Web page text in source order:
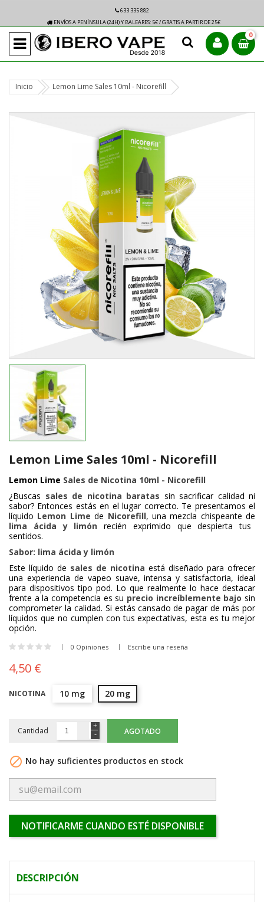
633 335 882
ENVÍOS A PENÍNSULA (24H) Y BALEARES: 5€ / GRATIS A PARTIR DE 25€
0
Inicio Lemon Lime Sales 10ml - Nicorefill
Lemon Lime Sales 10ml - Nicorefill
Lemon Lime Sales de Nicotina 10ml - Nicorefill
¿Buscas sales de nicotina baratas sin sacrificar calidad ni
sabor? Entonces estás en el lugar correcto. Te presentamos el
líquido Lemon Lime de Nicorefill, una mezcla chispeante de
lima ácida y limón recién exprimido que despierta tus
sentidos.
Sabor: lima ácida y limón
Este líquido de sales de nicotina está diseñado para ofrecer
una experiencia de vapeo suave, intensa y satisfactoria, ideal
para dispositivos tipo pod. Lo que realmente lo hace destacar
frente a la competencia es su precio increíblemente bajo sin
comprometer la calidad. Si estás cansado de pagar de más por
líquidos que no cumplen con tus expectativas, esta es tu mejor
opción.
0 Opiniones Escribe una reseña
4,50 €
NICOTINA 10 mg 20 mg
Cantidad AGOTADO
 No hay suficientes productos en stock
NOTIFICARME CUANDO ESTÉ DISPONIBLE
DESCRIPCIÓN